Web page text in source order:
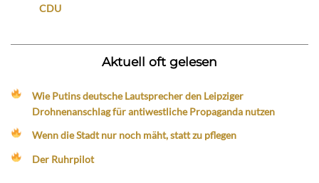
CDU
Aktuell oft gelesen
Wie Putins deutsche Lautsprecher den Leipziger
Drohnenanschlag für antiwestliche Propaganda nutzen
Wenn die Stadt nur noch mäht, statt zu pflegen
Der Ruhrpilot